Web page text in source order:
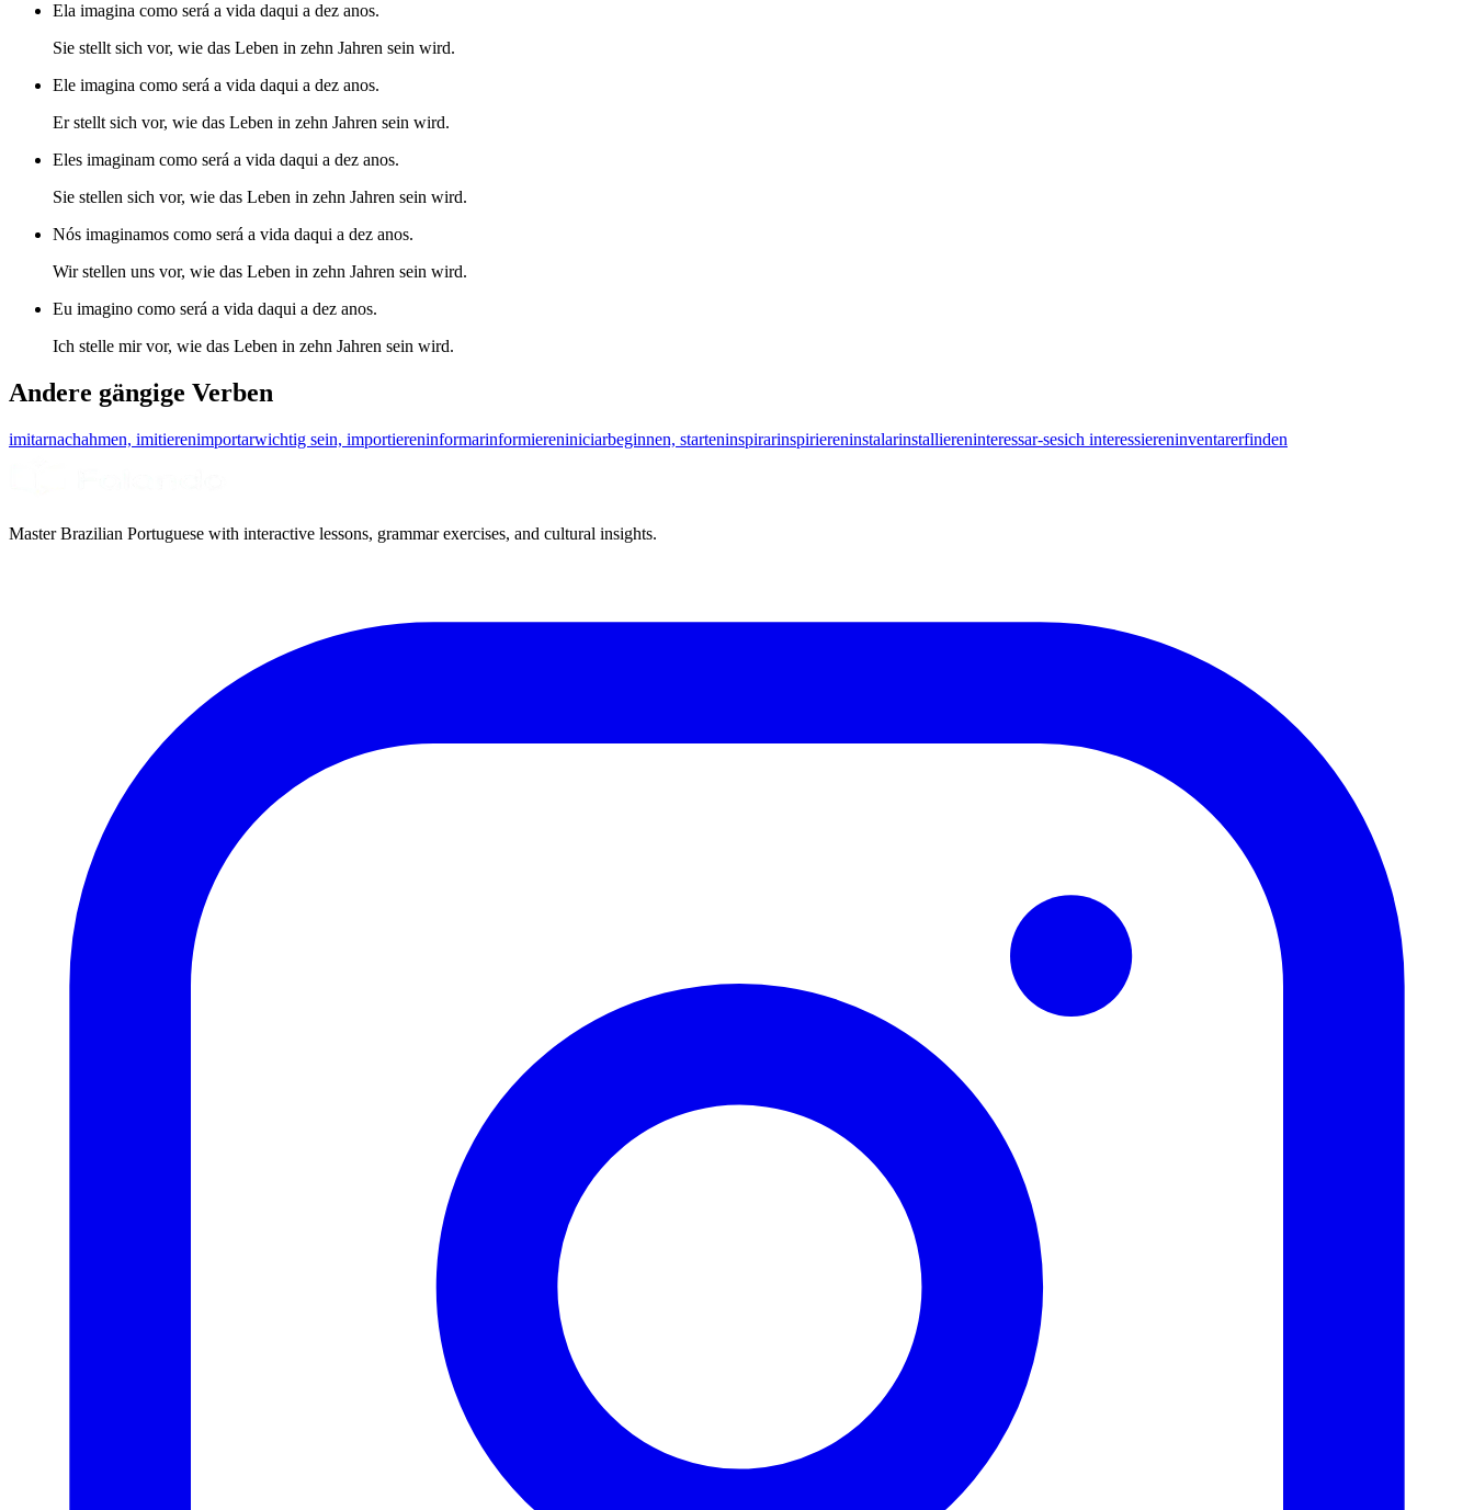
Ela imagina como será a vida daqui a dez anos.
Sie stellt sich vor, wie das Leben in zehn Jahren sein wird.
Ele imagina como será a vida daqui a dez anos.
Er stellt sich vor, wie das Leben in zehn Jahren sein wird.
Eles imaginam como será a vida daqui a dez anos.
Sie stellen sich vor, wie das Leben in zehn Jahren sein wird.
Nós imaginamos como será a vida daqui a dez anos.
Wir stellen uns vor, wie das Leben in zehn Jahren sein wird.
Eu imagino como será a vida daqui a dez anos.
Ich stelle mir vor, wie das Leben in zehn Jahren sein wird.
Andere gängige Verben
imitarnachahmen, imitierenimportarwichtig sein, importiereninformarinformiereniniciarbeginnen, starteninspirarinspiriereninstalarinstalliereninteressar-sesich interessiereninventarerfinden
Master Brazilian Portuguese with interactive lessons, grammar exercises, and cultural insights.